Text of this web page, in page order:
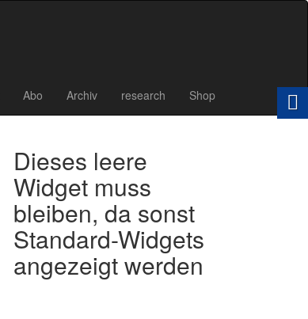
Abo Archiv research Shop
Dieses leere
Widget muss
bleiben, da sonst
Standard-Widgets
angezeigt werden